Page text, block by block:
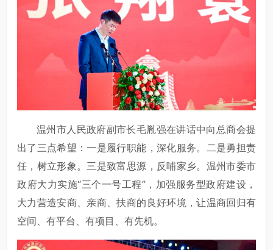
温州市人民政府副市长毛胤强在讲话中向总商会提
出了三点希望：一是履行职能，深化服务。二是勇担责
任，树立形象。三是致富思源，反哺家乡。温州市委市
政府大力实施“三个一号工程”，加强服务型政府建设，
大力营造安商、亲商、扶商的良好环境，让温商回归有
空间、有平台、有项目、有先机。